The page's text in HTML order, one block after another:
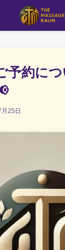
予約に
25日